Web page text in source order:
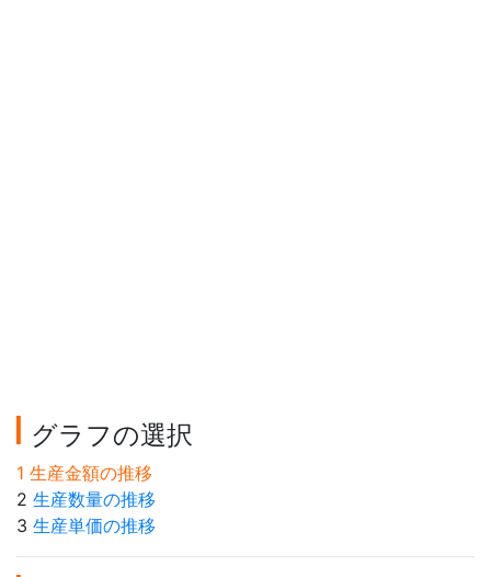
グラフの選択
1 生産金額の推移
2 生産数量の推移
3 生産単価の推移